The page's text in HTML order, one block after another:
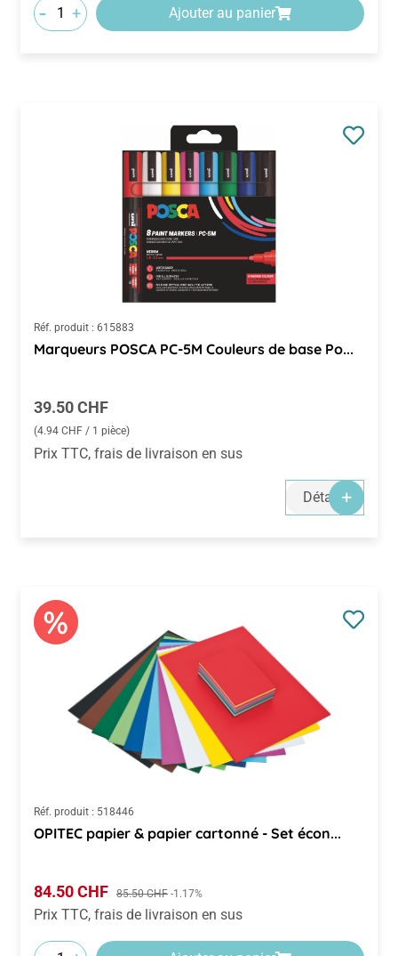
- + Ajouter au panier
Réf. produit : 615883
Marqueurs POSCA PC-5M Couleurs de base Po...
Prix régulier :
39.50 CHF
(4.94 CHF / 1 pièce)
Prix TTC, frais de livraison en sus
Détails
Réf. produit : 518446
OPITEC papier & papier cartonné - Set écon...
Prix de vente :
84.50 CHF Prix régulier :
85.50 CHF -1.17%
Prix TTC, frais de livraison en sus